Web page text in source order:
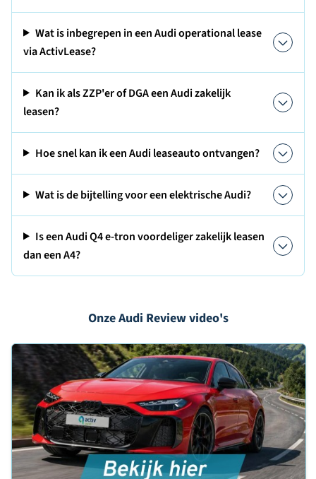
Wat is inbegrepen in een Audi operational lease
via ActivLease?
Kan ik als ZZP'er of DGA een Audi zakelijk
leasen?
Hoe snel kan ik een Audi leaseauto ontvangen?
Wat is de bijtelling voor een elektrische Audi?
Is een Audi Q4 e-tron voordeliger zakelijk leasen
dan een A4?
Onze Audi Review video's